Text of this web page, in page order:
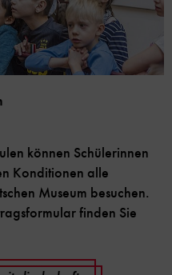
können Schülerinnen
Konditionen alle
Museum besuchen.
finden Sie